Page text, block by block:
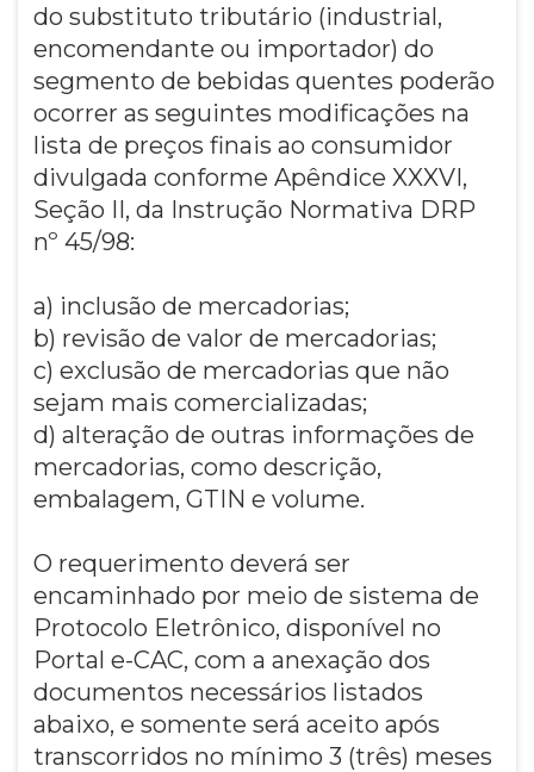
do substituto tributário (industrial,
encomendante ou importador) do
segmento de bebidas quentes poderão
ocorrer as seguintes modificações na
lista de preços finais ao consumidor
divulgada conforme Apêndice XXXVI,
Seção II, da Instrução Normativa DRP
nº 45/98:
a) inclusão de mercadorias;
b) revisão de valor de mercadorias;
c) exclusão de mercadorias que não
sejam mais comercializadas;
d) alteração de outras informações de
mercadorias, como descrição,
embalagem, GTIN e volume.
O requerimento deverá ser
encaminhado por meio de sistema de
Protocolo Eletrônico, disponível no
Portal e-CAC, com a anexação dos
documentos necessários listados
abaixo, e somente será aceito após
transcorridos no mínimo 3 (três) meses